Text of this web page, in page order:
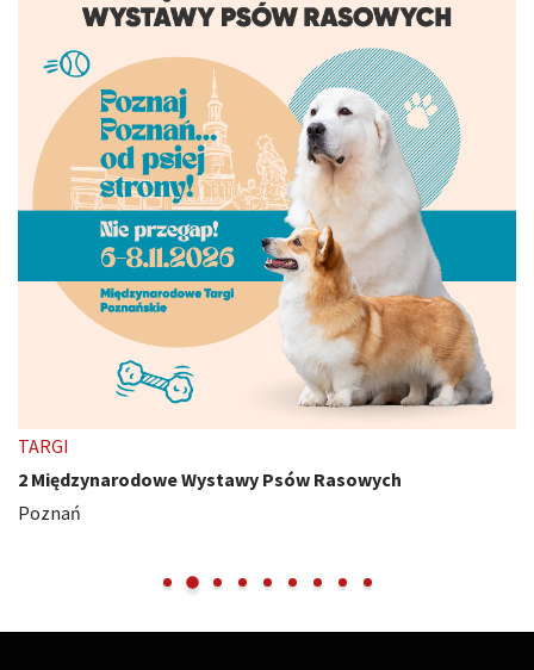
TARGI
2 Międzynarodowe Wystawy Psów Rasowych
Poznań